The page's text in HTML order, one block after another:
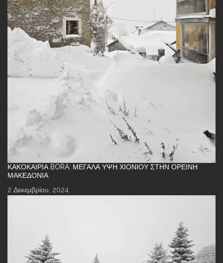
ΚΑΚΟΚΑΙΡΊΑ BORA: ΜΕΓΆΛΑ ΎΨΗ ΧΙΟΝΙΟΎ ΣΤΗΝ ΟΡΕΙΝΉ
ΜΑΚΕΔΟΝΊΑ
2 Δεκεμβρίου, 2024